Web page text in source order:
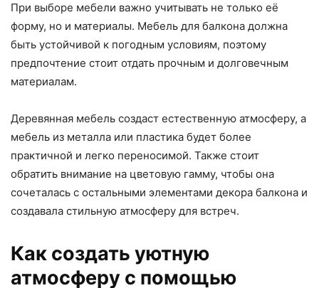
При выборе мебели важно учитывать не только её
форму, но и материалы. Мебель для балкона должна
быть устойчивой к погодным условиям, поэтому
предпочтение стоит отдать прочным и долговечным
материалам.
Деревянная мебель создаст естественную атмосферу, а
мебель из металла или пластика будет более
практичной и легко переносимой. Также стоит
обратить внимание на цветовую гамму, чтобы она
сочеталась с остальными элементами декора балкона и
создавала стильную атмосферу для встреч.
Как создать уютную
атмосферу с помощью